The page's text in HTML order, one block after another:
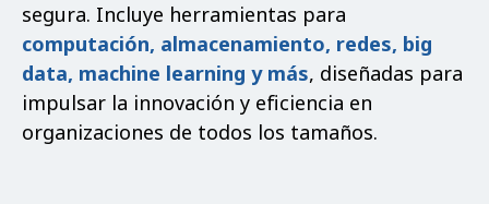
segura. Incluye herramientas para
computación, almacenamiento, redes, big
data, machine learning y más, diseñadas para
impulsar la innovación y eficiencia en
organizaciones de todos los tamaños.